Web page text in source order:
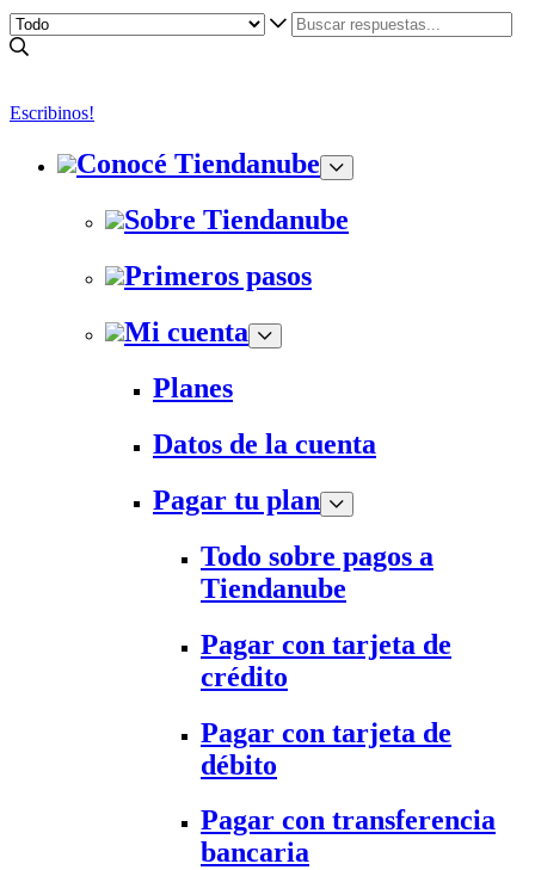
Escribinos!
Conocé Tiendanube
Sobre Tiendanube
Primeros pasos
Mi cuenta
Planes
Datos de la cuenta
Pagar tu plan
Todo sobre pagos a
Tiendanube
Pagar con tarjeta de
crédito
Pagar con tarjeta de
débito
Pagar con transferencia
bancaria